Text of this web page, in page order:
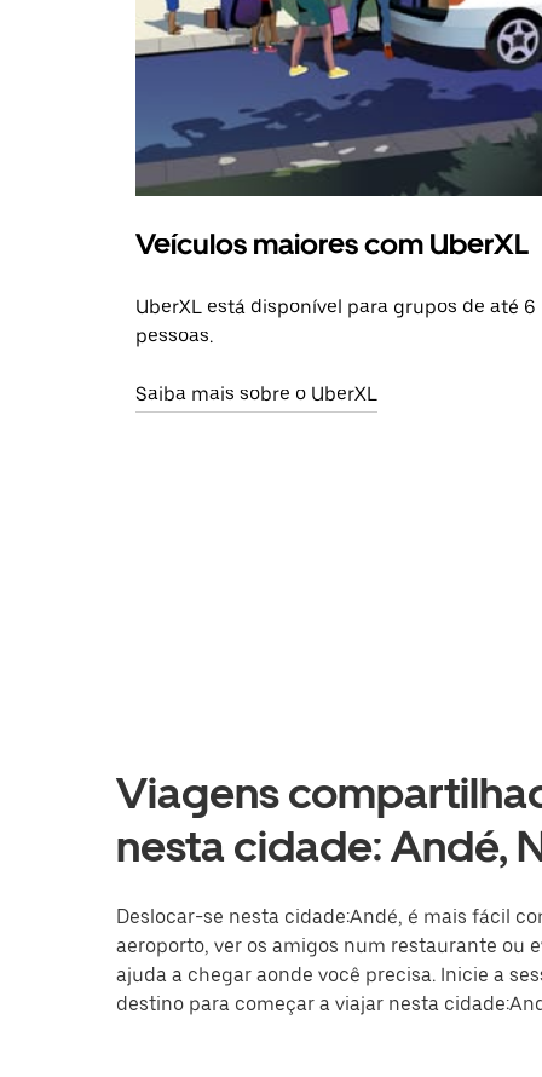
Veículos maiores com UberXL
UberXL está disponível para grupos de até 6
pessoas.
Saiba mais sobre o UberXL
Viagens
nesta cidade: Andé,
Deslocar-se nesta cidade:Andé, é mais fácil
aeroporto, ver os amigos num restaurante ou
ajuda a chegar aonde você precisa. Inicie a
destino para começar a viajar nesta